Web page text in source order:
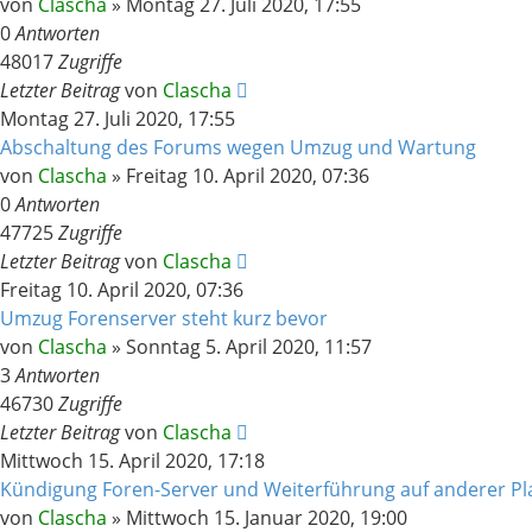
0Antworten
48017Zugriffe
Letzter Beitragvon Clascha
Montag 27. Juli 2020, 17:55
Abschaltung des Forums wegen Umzug und Wartung
von Clascha » Freitag 10. April 2020, 07:36
0Antworten
47725Zugriffe
Letzter Beitragvon Clascha
Freitag 10. April 2020, 07:36
Umzug Forenserver steht kurz bevor
von Clascha » Sonntag 5. April 2020, 11:57
3Antworten
46730Zugriffe
Letzter Beitragvon Clascha
Mittwoch 15. April 2020, 17:18
Kündigung Foren-Server und Weiterführung auf anderer
von Clascha » Mittwoch 15. Januar 2020, 19:00